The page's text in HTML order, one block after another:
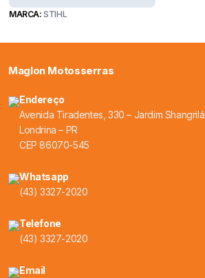
MARCA:STIHL
Maglon Motosserras
Endereço
Avenida Tiradentes, 330 – Jardim Shangrilá
Londrina – PR
CEP 86070-545
Whatsapp
(43) 3327-2020
Telefone
(43) 3327-2020
Email